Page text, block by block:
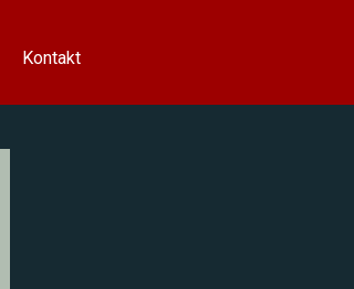
Kontakt